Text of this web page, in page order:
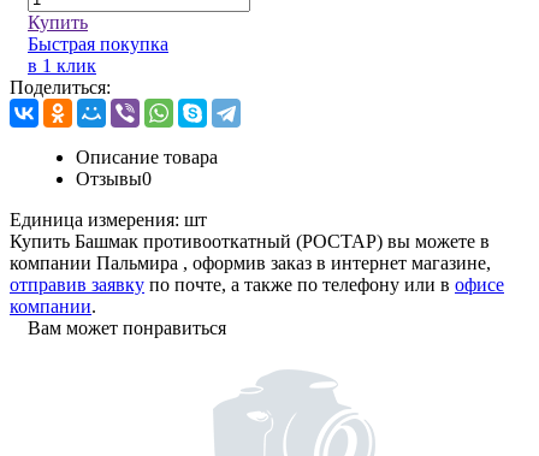
Купить
Быстрая покупка
в 1 клик
Поделиться:
Описание товара
Отзывы0
Единица измерения: шт
Купить Башмак противооткатный (РОСТАР) вы можете в
компании Пальмира , оформив заказ в интернет магазине,
отправив заявку по почте, а также по телефону или в офисе
компании.
Вам может понравиться